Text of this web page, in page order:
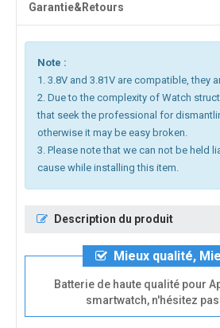
Garantie&Retours
Note :
1. 3.8V and 3.81V are compatible, they
2. Due to the complexity of Watch
that seek the professional for
otherwise it may be easy broken.
3. Please note that we can not be held
cause while installing this item.
Description du produit
Mieux qualité,
Batterie de haute qualité pour
smartwatch, n'hésitez